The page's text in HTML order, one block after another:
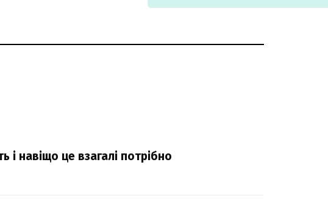
і навіщо це взагалі потрібно